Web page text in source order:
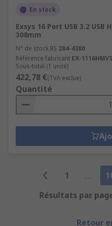
En stock
Exsys 16 Port USB 3.2 USB
308mm
N° de stock RS 284-4380
Référence fabricant EX-1116HMVS
Sous-total (1 unité)
422,78 €(TVA exclue)
Quantité
1
Résultats par
Retour